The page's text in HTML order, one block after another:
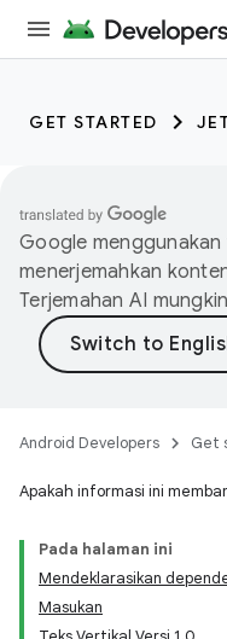
GET STARTED
Google
menerjemahkan
Terjemahan AI
Android Developers Get
Apakah informasi ini
Pada halaman ini
Mendeklarasikan
Masukan